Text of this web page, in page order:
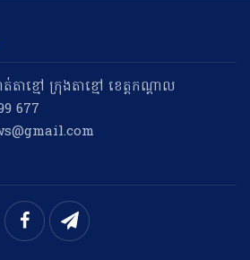
តាខ្មៅ ក្រុងតាខ្មៅ ខេត្តកណ្តាល
677